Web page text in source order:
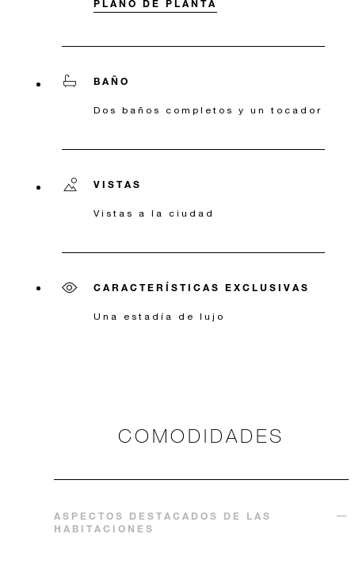
PLANO DE PLANTA
BAÑO
Dos baños completos y un tocador
VISTAS
Vistas a la ciudad
CARACTERÍSTICAS EXCLUSIVAS
Una estadía de lujo
COMODIDADES
ASPECTOS DESTACADOS DE LAS
HABITACIONES